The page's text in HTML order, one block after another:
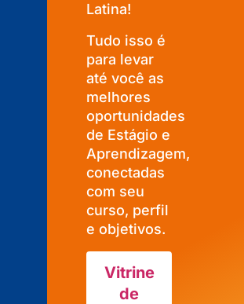
Latina!
Tudo isso é
para levar
até você as
melhores
oportunidades
de Estágio e
Aprendizagem,
conectadas
com seu
curso, perfil
e objetivos.
Vitrine
de